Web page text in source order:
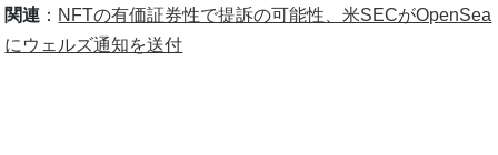
関連 ： NFTの有価証券性で提訴の可能性、米SECがOpenSea
にウェルズ通知を送付